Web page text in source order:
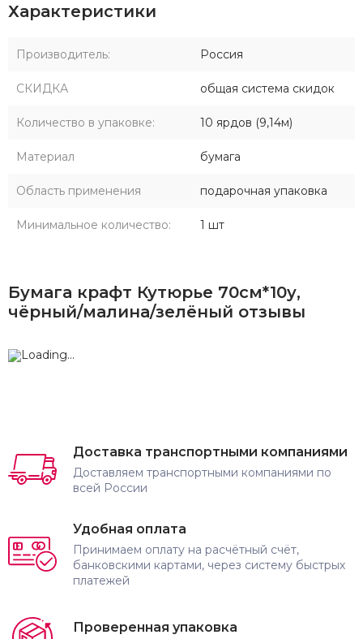
Характеристики
Производитель: Россия
СКИДКА общая система скидок
Количество в упаковке: 10 ярдов (9,14м)
Материал бумага
Область применения подарочная упаковка
Минимальное количество: 1 шт
Бумага крафт Кутюрье 70см*10у,
чёрный/малина/зелёный отзывы
Доставка транспортными компаниями
Доставляем транспортными компаниями по
всей России
Удобная оплата
Принимаем оплату на расчётный счёт,
банковскими картами, через систему быстрых
платежей
Проверенная упаковка